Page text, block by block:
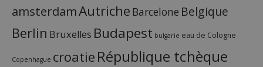
amsterdamAutriche Barcelone Belgique
Berlin Bruxelles Budapest bulgarie eau de Cologne
Copenhague croatie République tchèque